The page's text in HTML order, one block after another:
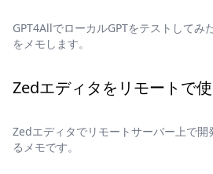
GPT4AllでローカルGPTをテストしてみ
をメモします。
Zedエディタをリモートで
Zedエディタでリモートサーバー上で開
るメモです。